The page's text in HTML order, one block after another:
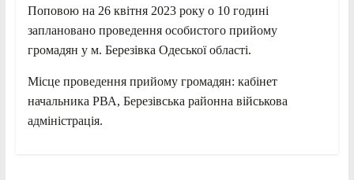
Поповою на 26 квітня 2023 року о 10 годині
заплановано проведення особистого прийому
громадян у м. Березівка Одеської області.
Місце проведення прийому громадян: кабінет
начальника РВА, Березівська районна військова
адміністрація.